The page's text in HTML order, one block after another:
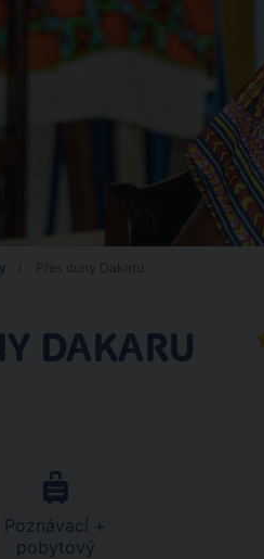
DAKARU
Poznávací +
pobytový